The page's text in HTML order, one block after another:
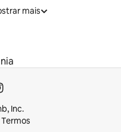
mais
Inc.
Termos